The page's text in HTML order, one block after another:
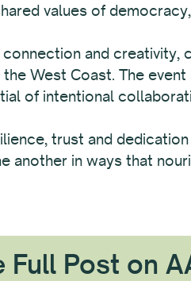
values of
and creativity,
West Coast. The
of intentional
trust and
in ways that
Full Post on